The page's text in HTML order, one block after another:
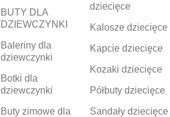
BUTY DLA
DZIEWCZYNKI
Baleriny dla
dziewczynki
Botki dla
dziewczynki
Buty zimowe dla
dziecięce
Kalosze dziecięce
Kapcie dziecięce
Kozaki dziecięce
Półbuty dziecięce
Sandały dziecięce